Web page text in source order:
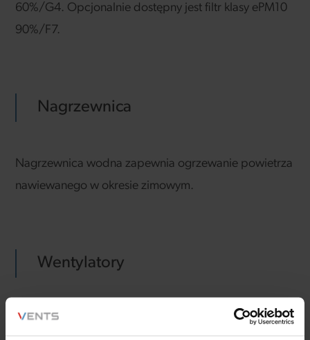
60%/G4. Opcjonalnie dostępny jest filtr klasy ePM10
90%/F7.
Nagrzewnica
Nagrzewnica wodna zapewnia ogrzewanie powietrza
nawiewanego w okresie zimowym.
Wentylatory
Centrale są wyposażone w wentylatory odśrodkowe z